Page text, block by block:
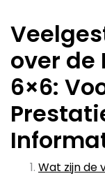
over de
6×6:
Wat zijn de